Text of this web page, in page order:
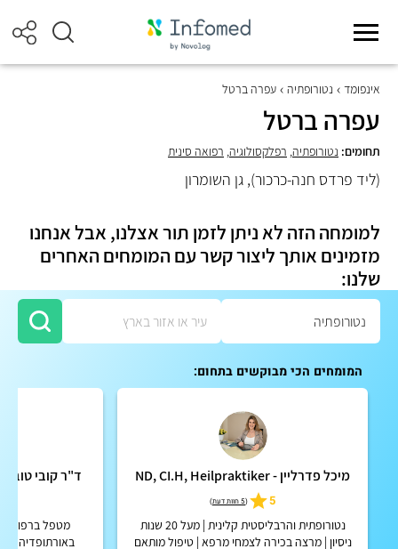
אינפומד נטורופתיה עפרה ברטל
עפרה ברטל
תחומים: נטורופתיה, רפלקסולוגיה, רפואה סינית
(ליד פרדס חנה-כרכור), גן השומרון
למומחה הזה לא ניתן לזמן תור אצלנו, אבל אנחנו
מזמינים אותך ליצור קשר עם המומחים האחרים
שלנו:
המומחים הכי מבוקשים בתחום:
מיכל פדרליין - ND, CI.H, Heilpraktiker
5
(5 חוות דעת )
נטורופתית והרבליסטית קלינית | מעל 20 שנות
ניסיון | מרצה בכירה לצמחי מרפא | טיפול מותאם
ד"ר קובי טובי PHD - מרפאת טובי טבעי
מטפל ברפואה
באורתופדיה